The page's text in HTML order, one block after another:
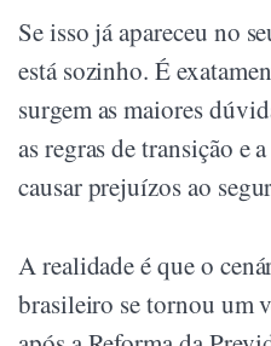
Se isso já apareceu no
está sozinho. É
surgem as maiores
as regras de transição e
causar prejuízos ao
A realidade é que o
brasileiro se tornou um